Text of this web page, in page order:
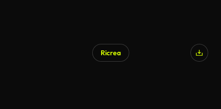
Ricrea